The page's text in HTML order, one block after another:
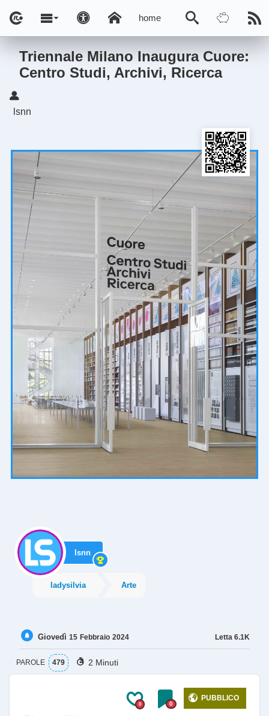
home
Triennale Milano Inaugura Cuore:
Centro Studi, Archivi, Ricerca
lsnn
lsnn
ladysilvia Arte
Letta 6.1K
Giovedì 15 Febbraio 2024
PAROLE 479 2 Minuti
0 0
PUBBLICO